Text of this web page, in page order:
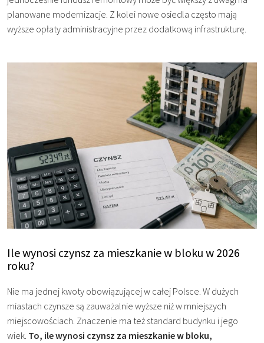
planowane modernizacje. Z kolei nowe osiedla często mają
wyższe opłaty administracyjne przez dodatkową infrastrukturę.
Ile wynosi czynsz za mieszkanie w bloku w 2026
roku?
Nie ma jednej kwoty obowiązującej w całej Polsce. W dużych
miastach czynsze są zauważalnie wyższe niż w mniejszych
miejscowościach. Znaczenie ma też standard budynku i jego
wiek. To, ile wynosi czynsz za mieszkanie w bloku,